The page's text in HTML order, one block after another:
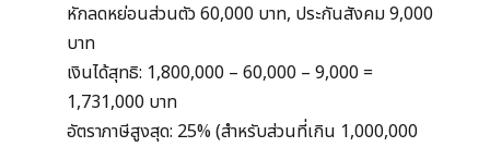
หักลดหย่อนส่วนตัว 60,000 บาท, ประกันสังคม 9,000
บาท
เงินได้สุทธิ: 1,800,000 – 60,000 – 9,000 =
1,731,000 บาท
อัตราภาษีสูงสุด: 25% (สำหรับส่วนที่เกิน 1,000,000